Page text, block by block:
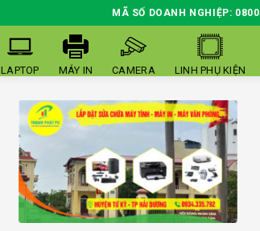
MÃ SỐ DOANH NGHIỆP:
LAPTOP MÁY IN CAMERA LINH PHỤ KIỆN